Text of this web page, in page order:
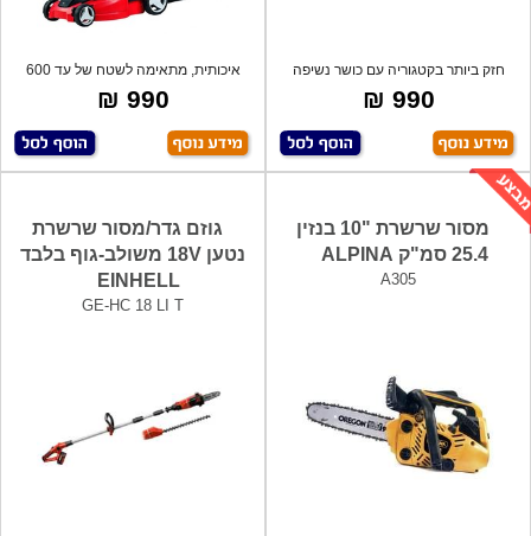
חזק ביותר בקטגוריה עם כושר נשיפה
אדיר של
990 ₪
איכותית, מתאימה לשטח של עד 600
מ"ר.מיכל
990 ₪
מסור שרשרת "10 בנזין
25.4 סמ"ק ALPINA
A305
גוזם גדר/מסור שרשרת
נטען 18V משולב-גוף בלבד
EINHELL
GE-HC 18 LI T